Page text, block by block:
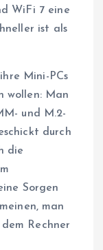
WiFi 7 eine
ist als
Mini-PCs
wollen: Man
und M.2-
durch
die
Sorgen
man
Rechner